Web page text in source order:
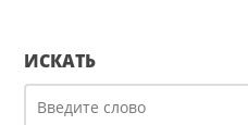
ИСКАТЬ